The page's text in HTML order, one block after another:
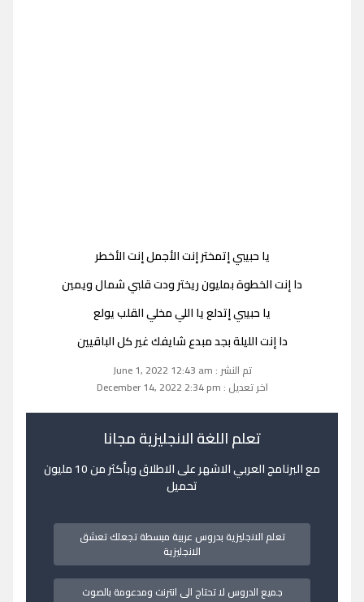
يا حبيبي إتمختر إنت الأجمل إنت الأخطر
دا إنت الخطوة بمليون ريختر ودت قلبي شمال ويمين
يا حبيبي إتدلع يا اللي مخلي القلب يولع
دا إنت الليلة بجد مبدع شايفك غير كل الباقيين
تم النشر : June 1, 2022 12:43 am
اخر تعديل : December 14, 2022 2:34 pm
تعلم اللغة الانجليزية مجانا
مع البرنامج العربي الاشهر على الاطلاق وبأكثر من 10 مليون
تحميل
تعلم الانجليزية بدروس عربية مبسطة تجعلك تعشق
الانجليزية
جميع الدروس لا تحتاج الى انترنت ومدعومة بالصوت